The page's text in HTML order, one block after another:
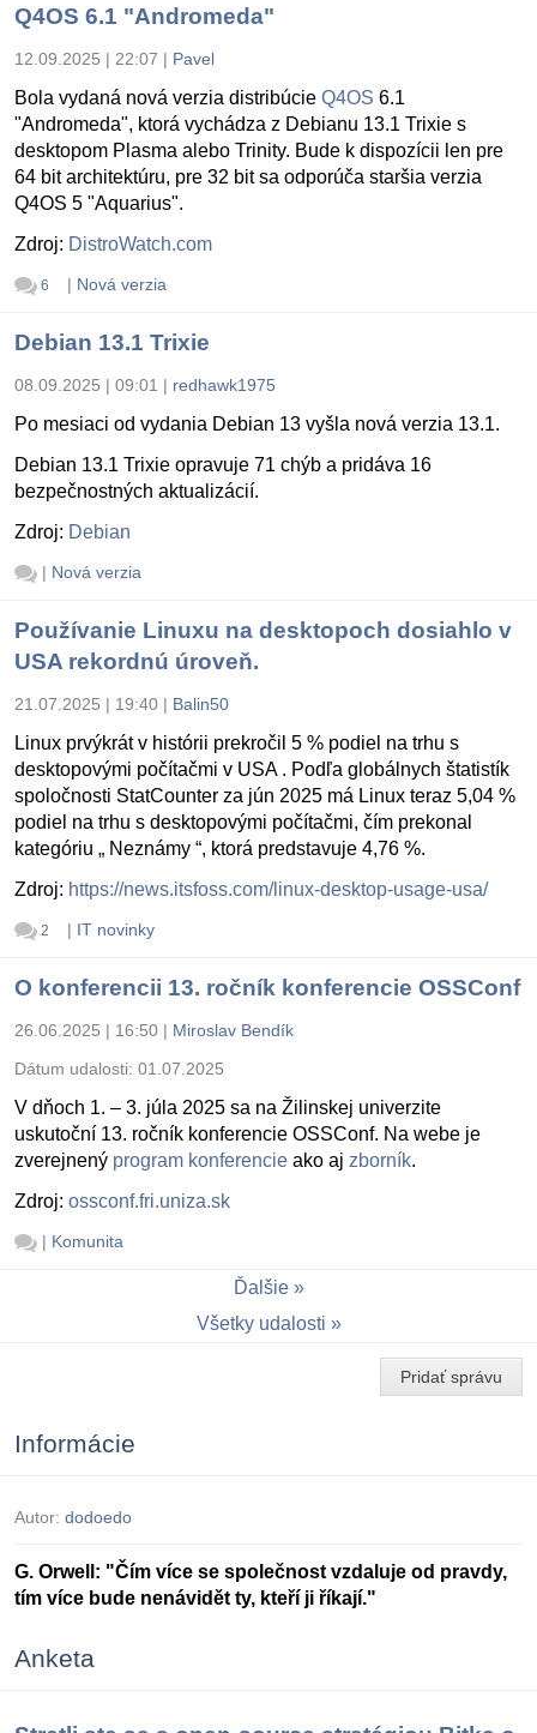
Q4OS 6.1 "Andromeda"
12.09.2025 | 22:07 | Pavel
Bola vydaná nová verzia distribúcie Q4OS 6.1
"Andromeda", ktorá vychádza z Debianu 13.1 Trixie s
desktopom Plasma alebo Trinity. Bude k dispozícii len pre
64 bit architektúru, pre 32 bit sa odporúča staršia verzia
Q4OS 5 "Aquarius".
Zdroj: DistroWatch.com
6 | Nová verzia
Debian 13.1 Trixie
08.09.2025 | 09:01 | redhawk1975
Po mesiaci od vydania Debian 13 vyšla nová verzia 13.1.
Debian 13.1 Trixie opravuje 71 chýb a pridáva 16
bezpečnostných aktualizácií.
Zdroj: Debian
| Nová verzia
Používanie Linuxu na desktopoch dosiahlo v
USA rekordnú úroveň.
21.07.2025 | 19:40 | Balin50
Linux prvýkrát v histórii prekročil 5 % podiel na trhu s
desktopovými počítačmi v USA . Podľa globálnych štatistík
spoločnosti StatCounter za jún 2025 má Linux teraz 5,04 %
podiel na trhu s desktopovými počítačmi, čím prekonal
kategóriu „ Neznámy “, ktorá predstavuje 4,76 %.
Zdroj: https://news.itsfoss.com/linux-desktop-usage-usa/
2 | IT novinky
O konferencii 13. ročník konferencie OSSConf
26.06.2025 | 16:50 | Miroslav Bendík
Dátum udalosti: 01.07.2025
V dňoch 1. – 3. júla 2025 sa na Žilinskej univerzite
uskutoční 13. ročník konferencie OSSConf. Na webe je
zverejnený program konferencie ako aj zborník.
Zdroj: ossconf.fri.uniza.sk
| Komunita
Ďalšie
Všetky udalosti
Pridať správu
Informácie
Autor: dodoedo
G. Orwell: "Čím více se společnost vzdaluje od pravdy,
tím více bude nenávidět ty, kteří ji říkají."
Anketa